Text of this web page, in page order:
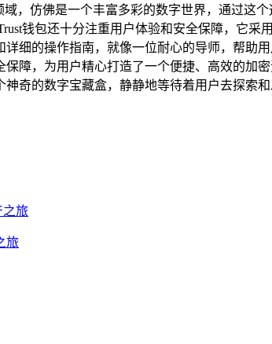
，仿佛是一个丰富多彩的数字世界，通过这
钱包还十分注重用户体验和安全保障，它
细的操作指南，就像一位耐心的导师，帮助
障，为用户精心打造了一个便捷、高效的加
奇的数字宝藏盒，静静地等待着用户去探索
之旅
旅